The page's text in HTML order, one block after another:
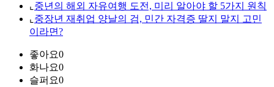
⌞ 중년의 해외 자유여행 도전, 미리 알아야 할 5가지 원칙
⌞ 중장년 재취업 양날의 검, 민간 자격증 딸지 말지 고민
이라면?
좋아요0
화나요0
슬퍼요0